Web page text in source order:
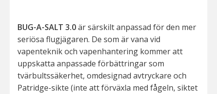
BUG-A-SALT 3.0är särskilt anpassad för den mer
seriösa flugjägaren. De som är vana vid
vapenteknik och vapenhantering kommer att
uppskatta anpassade förbättringar som
tvärbultssäkerhet, omdesignad avtryckare och
Patridge-sikte (inte att förväxla med fågeln, siktet